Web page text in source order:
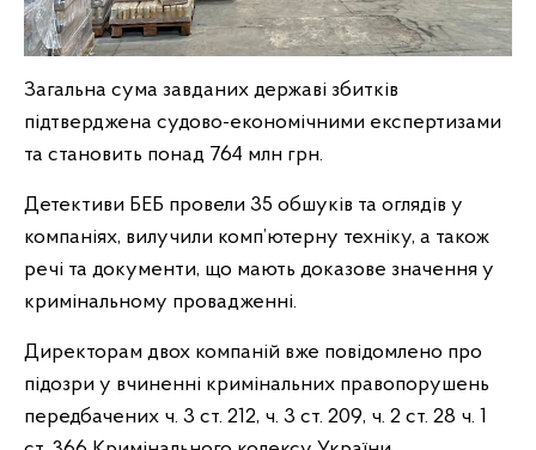
Загальна сума завданих державі збитків
підтверджена судово-економічними експертизами
та становить понад 764 млн грн.
Детективи БЕБ провели 35 обшуків та оглядів у
компаніях, вилучили комп’ютерну техніку, а також
речі та документи, що мають доказове значення у
кримінальному провадженні.
Директорам двох компаній вже повідомлено про
підозри у вчиненні кримінальних правопорушень
передбачених ч. 3 ст. 212, ч. 3 ст. 209, ч. 2 ст. 28 ч. 1